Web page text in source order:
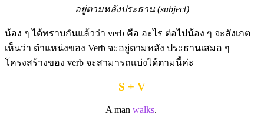
อยู่ตามหลังประธาน (subject)
น้อง ๆ ได้ทราบกันแล้วว่า verb คือ อะไร ต่อไปน้อง ๆ จะสังเกต
เห็นว่า ตำแหน่งของ Verb จะอยู่ตามหลัง ประธานเสมอ ๆ
โครงสร้างของ verb จะสามารถเเบ่งได้ตามนี้ค่ะ
S + V
A man walks.